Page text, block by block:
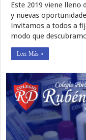
Este 2019 viene lleno
y nuevas
invitamos a todos a
modo que
Leer Más »